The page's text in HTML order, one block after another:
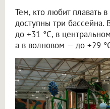
Тем, кто любит плавать
доступны три бассейна.
до +31 °C, в
а в волновом — до +29